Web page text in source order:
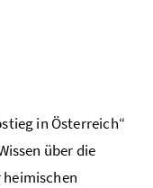
in Österreich“
über die